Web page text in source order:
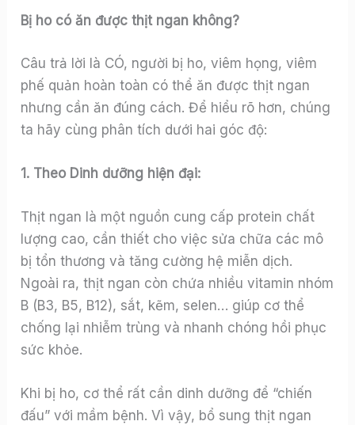
Bị ho có ăn được thịt ngan không?
Câu trả lời là CÓ, người bị ho, viêm họng, viêm
phế quản hoàn toàn có thể ăn được thịt ngan
nhưng cần ăn đúng cách. Để hiểu rõ hơn, chúng
ta hãy cùng phân tích dưới hai góc độ:
1. Theo Dinh dưỡng hiện đại:
Thịt ngan là một nguồn cung cấp protein chất
lượng cao, cần thiết cho việc sửa chữa các mô
bị tổn thương và tăng cường hệ miễn dịch.
Ngoài ra, thịt ngan còn chứa nhiều vitamin nhóm
B (B3, B5, B12), sắt, kẽm, selen… giúp cơ thể
chống lại nhiễm trùng và nhanh chóng hồi phục
sức khỏe.
Khi bị ho, cơ thể rất cần dinh dưỡng để “chiến
đấu” với mầm bệnh. Vì vậy, bổ sung thịt ngan